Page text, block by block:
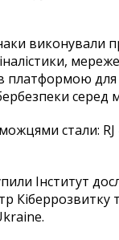
виконували
платформою
серед
стали:
Інститут
Кіберрозвитку